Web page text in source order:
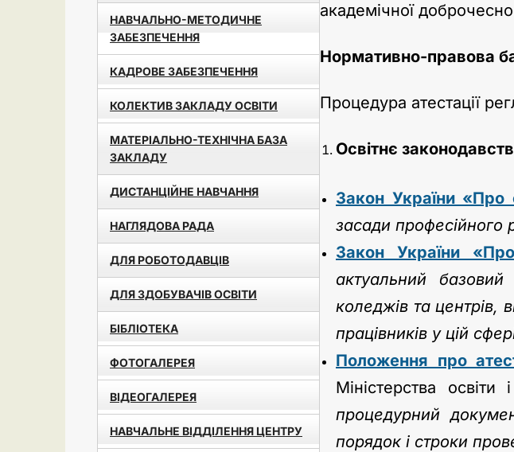
академічної
Нормативно-правова
Процедура атестації
Освітнє
Закон України «Про
засади професійного
Закон України
актуальний
коледжів та центрів,
працівників у цій
Положення про
Міністерства
процедурний
порядок і строки
НАВЧАЛЬНО-МЕТОДИЧНЕ
ЗАБЕЗПЕЧЕННЯ
КАДРОВЕ ЗАБЕЗПЕЧЕННЯ
КОЛЕКТИВ ЗАКЛАДУ ОСВІТИ
МАТЕРІАЛЬНО-ТЕХНІЧНА БАЗА
ЗАКЛАДУ
ДИСТАНЦІЙНЕ НАВЧАННЯ
НАГЛЯДОВА РАДА
ДЛЯ РОБОТОДАВЦІВ
ДЛЯ ЗДОБУВАЧІВ ОСВІТИ
БІБЛІОТЕКА
ФОТОГАЛЕРЕЯ
ВІДЕОГАЛЕРЕЯ
НАВЧАЛЬНЕ ВІДДІЛЕННЯ ЦЕНТРУ